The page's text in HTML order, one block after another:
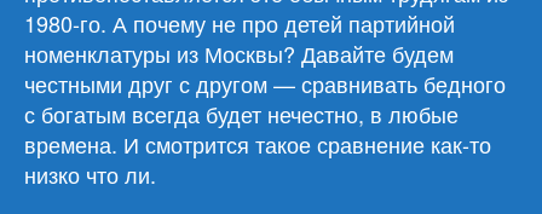
1980-го. А почему не про детей партийной
номенклатуры из Москвы? Давайте будем
честными друг с другом — сравнивать бедного
с богатым всегда будет нечестно, в любые
времена. И смотрится такое сравнение как-то
низко что ли.